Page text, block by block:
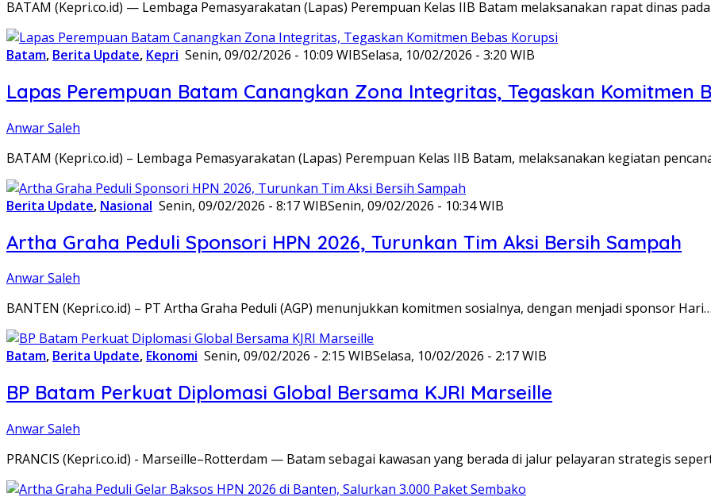
BATAM (Kepri.co.id) — Lembaga Pemasyarakatan (Lapas) Perempuan Kelas IIB Batam melaksanakan rapat dinas
Batam, Berita Update, Kepri Senin, 09/02/2026 - 10:09 WIBSelasa, 10/02/2026 - 3:20 WIB
Lapas Perempuan Batam Canangkan Zona Integritas, Tegaskan Komitmen
Anwar Saleh
BATAM (Kepri.co.id) – Lembaga Pemasyarakatan (Lapas) Perempuan Kelas IIB Batam, melaksanakan kegiatan
Berita Update, Nasional Senin, 09/02/2026 - 8:17 WIBSenin, 09/02/2026 - 10:34 WIB
Artha Graha Peduli Sponsori HPN 2026, Turunkan Tim Aksi Bersih Sampah
Anwar Saleh
BANTEN (Kepri.co.id) – PT Artha Graha Peduli (AGP) menunjukkan komitmen sosialnya, dengan menjadi sponsor Hari…
Batam, Berita Update, Ekonomi Senin, 09/02/2026 - 2:15 WIBSelasa, 10/02/2026 - 2:17 WIB
BP Batam Perkuat Diplomasi Global Bersama KJRI Marseille
Anwar Saleh
PRANCIS (Kepri.co.id) - Marseille–Rotterdam — Batam sebagai kawasan yang berada di jalur pelayaran strategis